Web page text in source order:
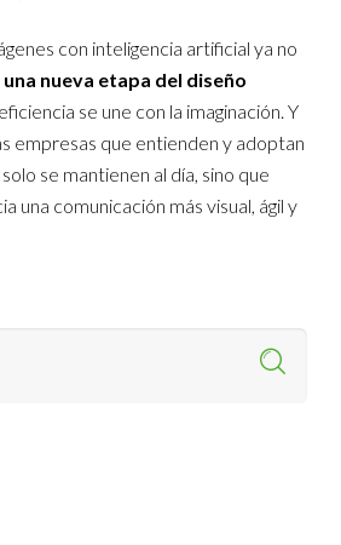
con inteligencia artificial ya no
una nueva etapa del diseño
se une con la imaginación. Y
empresas que entienden y adoptan
se mantienen al día, sino que
una comunicación más visual, ágil y